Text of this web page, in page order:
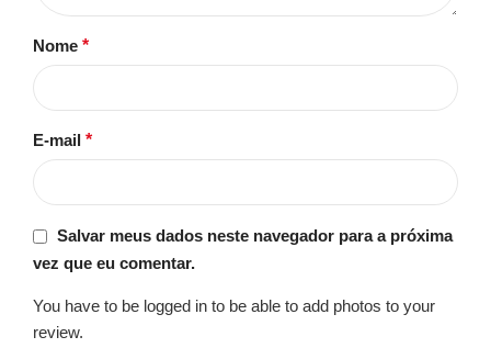
Nome *
E-mail *
Salvar meus dados neste navegador para a próxima
vez que eu comentar.
You have to be logged in to be able to add photos to your
review.